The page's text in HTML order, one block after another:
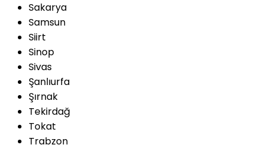
Sakarya
Samsun
Siirt
Sinop
Sivas
Şanlıurfa
Şırnak
Tekirdağ
Tokat
Trabzon